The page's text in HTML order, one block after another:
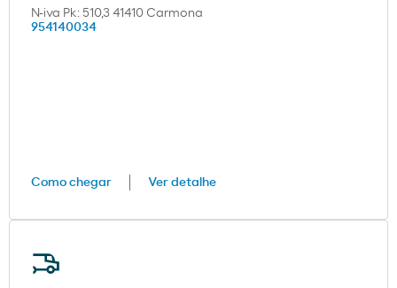
N-iva Pk: 510,3 41410 Carmona
954140034
Como chegar Ver detalhe